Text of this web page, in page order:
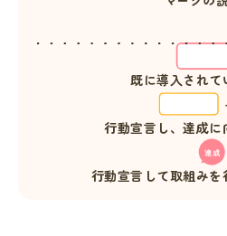
既に導入されて
行動宣言し、達成に
行動宣言して取組み